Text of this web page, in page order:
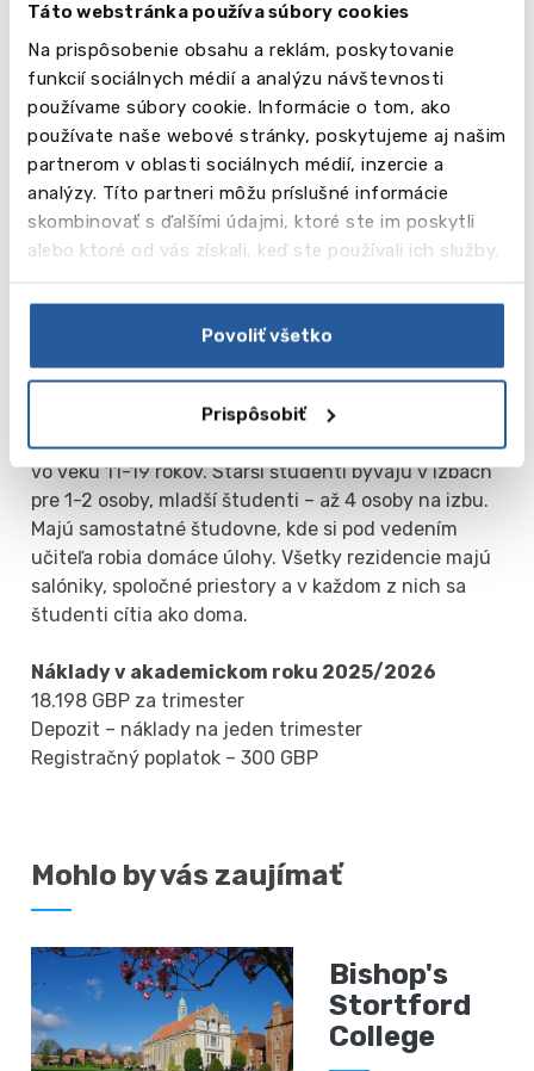
Táto webstránka používa súbory cookies
Na prispôsobenie obsahu a reklám, poskytovanie
funkcií sociálnych médií a analýzu návštevnosti
používame súbory cookie. Informácie o tom, ako
používate naše webové stránky, poskytujeme aj našim
partnerom v oblasti sociálnych médií, inzercie a
analýzy. Títo partneri môžu príslušné informácie
skombinovať s ďalšími údajmi, ktoré ste im poskytli
alebo ktoré od vás získali, keď ste používali ich služby.
Povoliť všetko
Prispôsobiť
bedminton, basketbal, kriket, beh, pozemný hokej,
džudo, nohejbal, plávanie, volejbal, stolný tenis,
lyžovanie na suchu, preťahovanie lanom a pod.
Mimoškolská činnosť
Škola má výborné podmienky pre študentov pre
hudby, divadla a kreslenia. Nedávno bolo
vybudované centrum moderného umenia, kde sa
študenti zapájajú do aktivít v rámci učebných
Škola má veľké množstvo záujmových klubov,
kadetský zbor, mini organizáciu OSN a môžete sa
Škola ponúka rezidenčné ubytovanie pre študentov
vo veku 11-19 rokov. Starší študenti bývajú v izbách
pre 1-2 osoby, mladší študenti – až 4 osoby na izbu.
Majú samostatné študovne, kde si pod vedením
učiteľa robia domáce úlohy. Všetky rezidencie majú
salóniky, spoločné priestory a v každom z nich sa
študenti cítia ako doma.
Náklady v akademickom roku 2025/2026
18.198 GBP za trimester
Depozit – náklady na jeden trimester
Registračný poplatok – 300 GBP
Mohlo by vás zaujímať
Bishop's
Stortford
College